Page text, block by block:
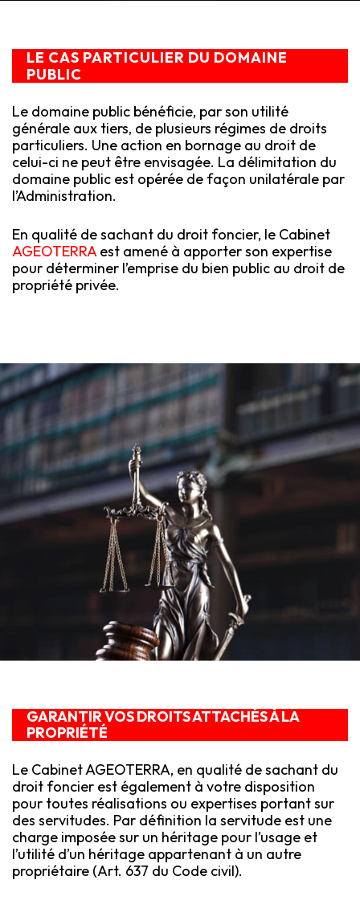
LE CAS PARTICULIER DU DOMAINE
PUBLIC
Le domaine public bénéficie, par son utilité
générale aux tiers, de plusieurs régimes de droits
particuliers. Une action en bornage au droit de
celui-ci ne peut être envisagée. La délimitation du
domaine public est opérée de façon unilatérale par
l’Administration.
En qualité de sachant du droit foncier, le Cabinet
AGEOTERRAest amené à apporter son expertise
pour déterminer l’emprise du bien public au droit de
propriété privée.
GARANTIR VOS DROITS ATTACHÉS À LA
PROPRIÉTÉ
Le Cabinet AGEOTERRA, en qualité de sachant du
droit foncier est également à votre disposition
pour toutes réalisations ou expertises portant sur
des servitudes. Par définition la servitude est une
charge imposée sur un héritage pour l’usage et
l’utilité d’un héritage appartenant à un autre
propriétaire (Art. 637 du Code civil).